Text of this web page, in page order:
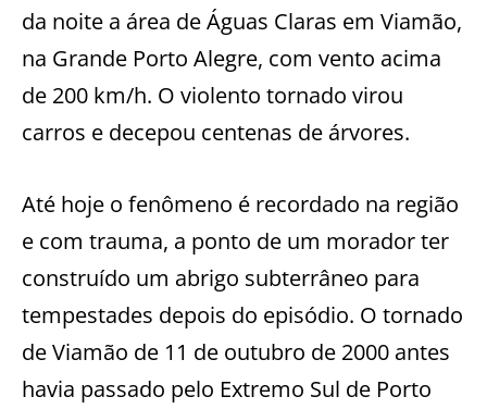
da noite a área de Águas Claras em Viamão,
na Grande Porto Alegre, com vento acima
de 200 km/h. O violento tornado virou
carros e decepou centenas de árvores.
Até hoje o fenômeno é recordado na região
e com trauma, a ponto de um morador ter
construído um abrigo subterrâneo para
tempestades depois do episódio. O tornado
de Viamão de 11 de outubro de 2000 antes
havia passado pelo Extremo Sul de Porto